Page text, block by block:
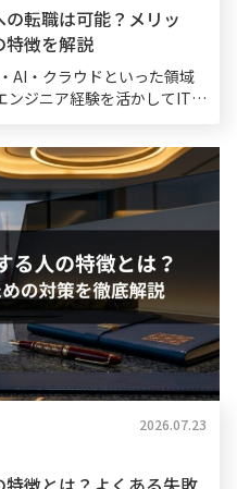
転職は可能？メリッ
特徴を解説
AI・クラウドといった領域
ンジニア経験を活かしてITコ
スキルは大きく異な […]
2026.07.23